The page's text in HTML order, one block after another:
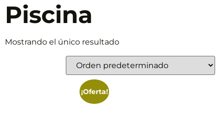
Piscina
Mostrando el único resultado
¡Oferta!